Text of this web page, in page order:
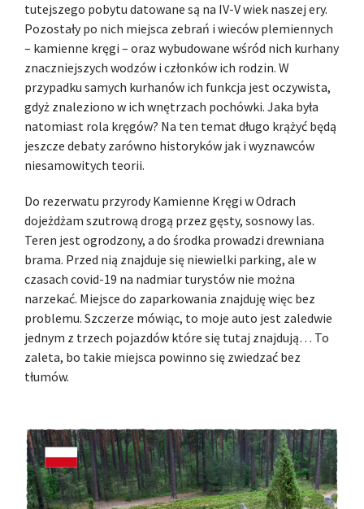
tutejszego pobytu datowane są na IV-V wiek naszej ery.
Pozostały po nich miejsca zebrań i wieców plemiennych
– kamienne kręgi – oraz wybudowane wśród nich kurhany
znaczniejszych wodzów i członków ich rodzin. W
przypadku samych kurhanów ich funkcja jest oczywista,
gdyż znaleziono w ich wnętrzach pochówki. Jaka była
natomiast rola kręgów? Na ten temat długo krążyć będą
jeszcze debaty zarówno historyków jak i wyznawców
niesamowitych teorii.
Do rezerwatu przyrody Kamienne Kręgi w Odrach
dojeżdżam szutrową drogą przez gęsty, sosnowy las.
Teren jest ogrodzony, a do środka prowadzi drewniana
brama. Przed nią znajduje się niewielki parking, ale w
czasach covid-19 na nadmiar turystów nie można
narzekać. Miejsce do zaparkowania znajduję więc bez
problemu. Szczerze mówiąc, to moje auto jest zaledwie
jednym z trzech pojazdów które się tutaj znajdują… To
zaleta, bo takie miejsca powinno się zwiedzać bez
tłumów.